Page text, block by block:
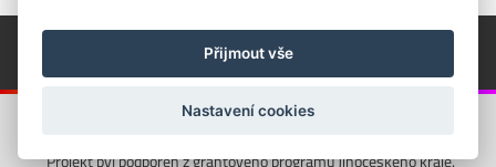
© Píseckem / Kalendárium (Změna programu vyhrazena!)
(Cookies)
© 2018 - 2026 Realizace a správa webu:
Projekt byl podpořen z grantového programu Jihočeského kraje.
Přijmout vše
Nastavení cookies